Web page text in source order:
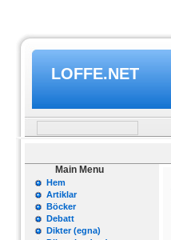
LOFFE.NET
Main Menu
Hem
Artiklar
Böcker
Debatt
Dikter (egna)